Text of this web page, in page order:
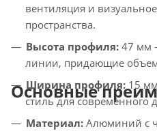
вентиляция и
пространства.
Высота профиля: 47 мм
линии, придающие
Ширина профиля: 15
стиль для современного
Материал: Алюминий с
Основные